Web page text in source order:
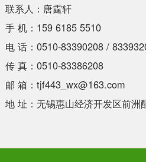
联系人：唐霆轩
手 机：159 6185 5510
电 话：0510-83390208 /
传 真：0510-83386208
邮 箱：tjf443_wx@163.com
地 址：无锡惠山经济开发区前洲